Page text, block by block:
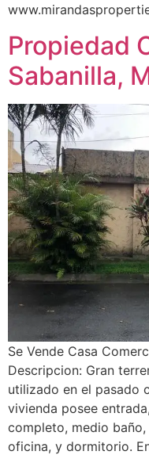
Propiedad
Sabanilla,
Se Vende Casa
Descripcion: Gran
utilizado en el pasado
vivienda posee
completo, medio
oficina, y dormitorio.